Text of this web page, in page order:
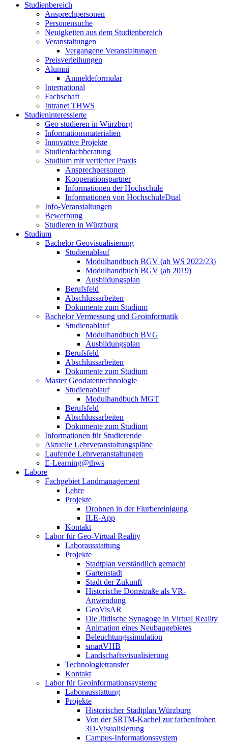
Studienbereich
Ansprechpersonen
Personensuche
Neuigkeiten aus dem Studienbereich
Veranstaltungen
Vergangene Veranstaltungen
Preisverleihungen
Alumni
Anmeldeformular
International
Fachschaft
Intranet THWS
Studieninteressierte
Geo studieren in Würzburg
Informationsmaterialien
Innovative Projekte
Studienfachberatung
Studium mit vertiefter Praxis
Ansprechpersonen
Kooperationspartner
Informationen der Hochschule
Informationen von HochschuleDual
Info-Veranstaltungen
Bewerbung
Studieren in Würzburg
Studium
Bachelor Geovisualisierung
Studienablauf
Modulhandbuch BGV (ab WS 2022/23)
Modulhandbuch BGV (ab 2019)
Ausbildungsplan
Berufsfeld
Abschlussarbeiten
Dokumente zum Studium
Bachelor Vermessung und Geoinformatik
Studienablauf
Modulhandbuch BVG
Ausbildungsplan
Berufsfeld
Abschlussarbeiten
Dokumente zum Studium
Master Geodatentechnologie
Studienablauf
Modulhandbuch MGT
Berufsfeld
Abschlussarbeiten
Dokumente zum Studium
Informationen für Studierende
Aktuelle Lehrveranstaltungspläne
Laufende Lehrveranstaltungen
E-Learning@thws
Labore
Fachgebiet Landmanagement
Lehre
Projekte
Drohnen in der Flurbereinigung
ILE-App
Kontakt
Labor für Geo-Virtual Reality
Laborausstattung
Projekte
Stadtplan verständlich gemacht
Gartenstadt
Stadt der Zukunft
Historische Domstraße als VR-
Anwendung
GeoVisAR
Die Jüdische Synagoge in Virtual Reality
Animation eines Neubaugebietes
Beleuchtungssimulation
smartVHB
Landschaftsvisualisierung
Technologietransfer
Kontakt
Labor für Geoinformationssysteme
Laborausstattung
Projekte
Historischer Stadtplan Würzburg
Von der SRTM-Kachel zur farbenfrohen
3D-Visualisierung
Campus-Informationssystem